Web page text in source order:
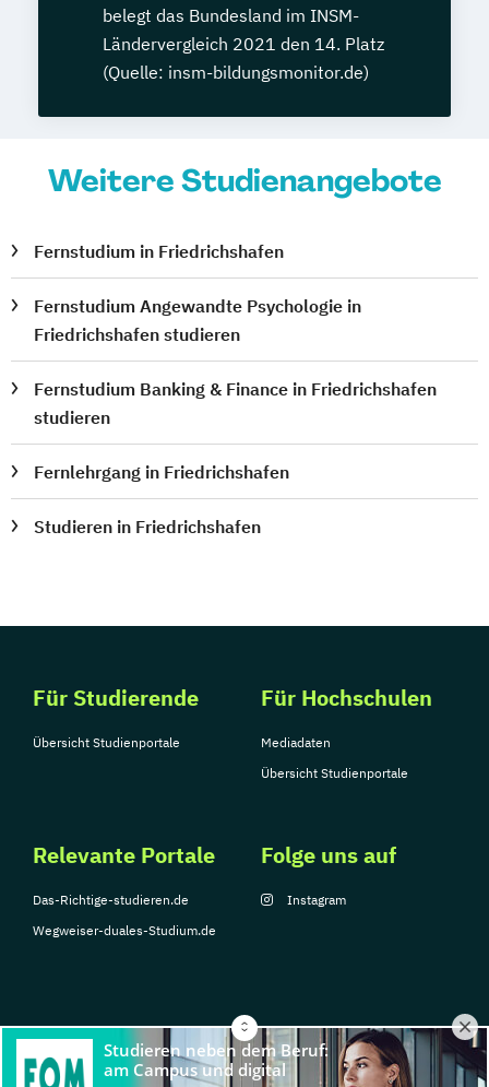
belegt das Bundesland im INSM-
Ländervergleich 2021 den 14. Platz
(Quelle: insm-bildungsmonitor.de)
Weitere Studienangebote
Fernstudium in Friedrichshafen
Fernstudium Angewandte Psychologie in
Friedrichshafen studieren
Fernstudium Banking & Finance in Friedrichshafen
studieren
Fernlehrgang in Friedrichshafen
Studieren in Friedrichshafen
Für Studierende
Übersicht Studienportale
Für Hochschulen
Mediadaten
Übersicht Studienportale
Relevante Portale
Das-Richtige-studieren.de
Wegweiser-duales-Studium.de
Folge uns auf
Instagram
© Copyright 2026, TarGroup Media GmbH